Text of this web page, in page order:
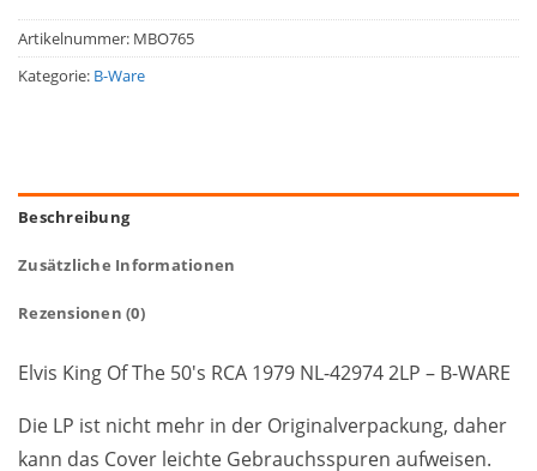
Artikelnummer: MBO765
Kategorie: B-Ware
Beschreibung
Zusätzliche Informationen
Rezensionen (0)
Elvis King Of The 50's RCA 1979 NL-42974 2LP – B-WARE
Die LP ist nicht mehr in der Originalverpackung, daher
kann das Cover leichte Gebrauchsspuren aufweisen.